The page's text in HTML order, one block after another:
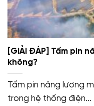
[GIẢI ĐÁP] Tấm pin
không?
Tấm pin năng lượng
trong hệ thống điện...